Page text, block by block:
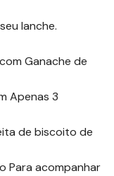
lanche.
Ganache de
Apenas 3
de biscoito de
Para acompanhar